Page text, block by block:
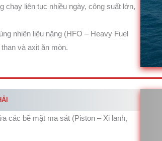
chạy liên tục nhiều ngày, công suất lớn,
nhiên liệu nặng (HFO – Heavy Fuel
và axit ăn mòn.
các bề mặt ma sát (Piston – Xi lanh,